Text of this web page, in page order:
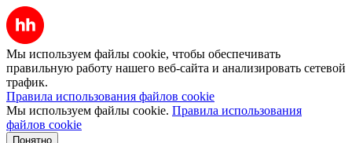
Мы используем файлы cookie, чтобы обеспечивать
правильную работу нашего веб-сайта и анализировать сетевой
трафик.
Правила использования файлов cookie
Мы используем файлы cookie. Правила использования
файлов cookie
Понятно